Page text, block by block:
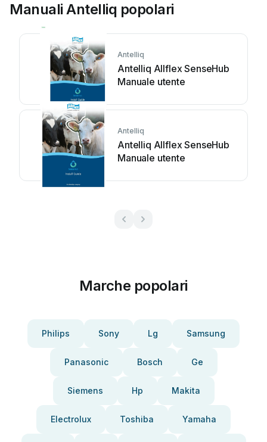
Manuali Antelliq popolari
Antelliq
Antelliq Allflex SenseHub
Manuale utente
Antelliq
Antelliq Allflex SenseHub
Manuale utente
Marche popolari
Philips Sony Lg Samsung
Panasonic Bosch Ge
Siemens Hp Makita
Electrolux Toshiba Yamaha